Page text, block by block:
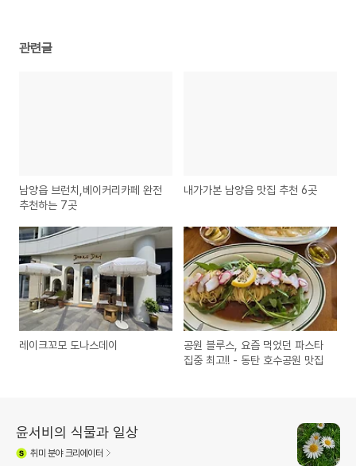
관련글
남양읍 브런치,베이커리카페 완전
추천하는 7곳
내가가본 남양읍 맛집 추천 6곳
레이크꼬모 도나스데이
공원 블루스, 요즘 먹었던 파스타
집중 최고!! - 동탄 호수공원 맛집
윤서비의 식물과 일상
취미 분야 크리에이터